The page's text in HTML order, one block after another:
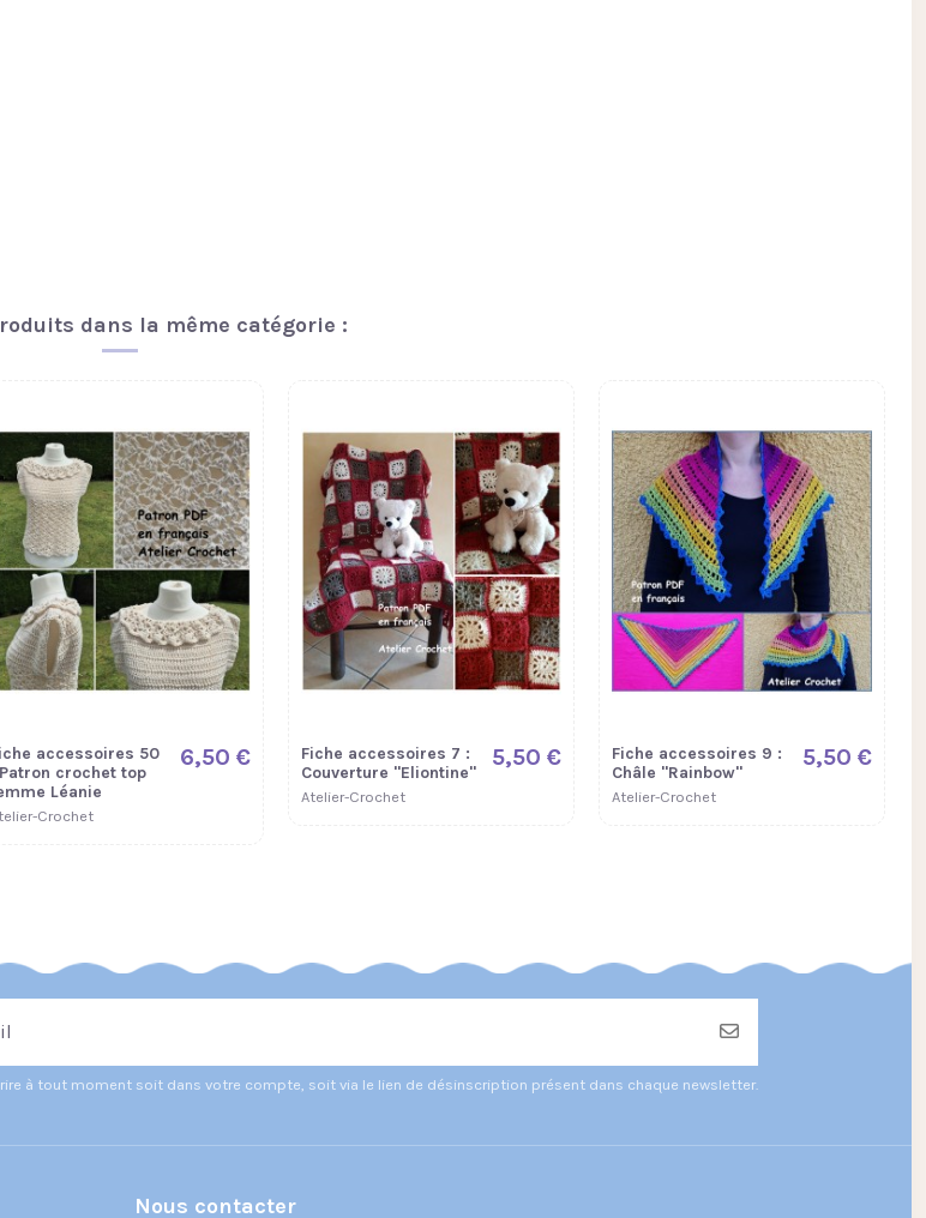
dans la même catégorie :
accessoires 50
crochet top
Léanie
Crochet
6,50 €
Fiche accessoires 7 :
Couverture "Eliontine"
Atelier-Crochet
5,50 €
Fiche accessoires 9 :
Châle "Rainbow"
Atelier-Crochet
5,50 €
à tout moment soit dans votre compte, soit via le lien de désinscription présent dans chaque newsletter.
Nous contacter